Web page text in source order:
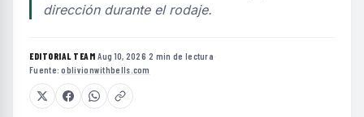
dirección durante el rodaje.
EDITORIAL TEAM·Aug 10, 2026·2 min de lectura·
Fuente:oblivionwithbells.com